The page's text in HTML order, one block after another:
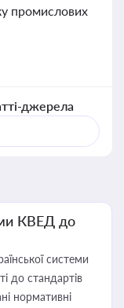
промислових
джерела
КВЕД до
системи
до стандартів
нормативні